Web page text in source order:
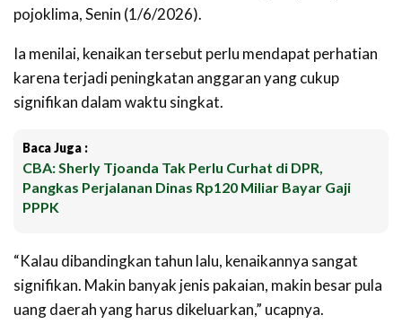
pojoklima, Senin (1/6/2026).
Ia menilai, kenaikan tersebut perlu mendapat perhatian
karena terjadi peningkatan anggaran yang cukup
signifikan dalam waktu singkat.
Baca Juga :
CBA: Sherly Tjoanda Tak Perlu Curhat di DPR,
Pangkas Perjalanan Dinas Rp120 Miliar Bayar Gaji
PPPK
“Kalau dibandingkan tahun lalu, kenaikannya sangat
signifikan. Makin banyak jenis pakaian, makin besar pula
uang daerah yang harus dikeluarkan,” ucapnya.